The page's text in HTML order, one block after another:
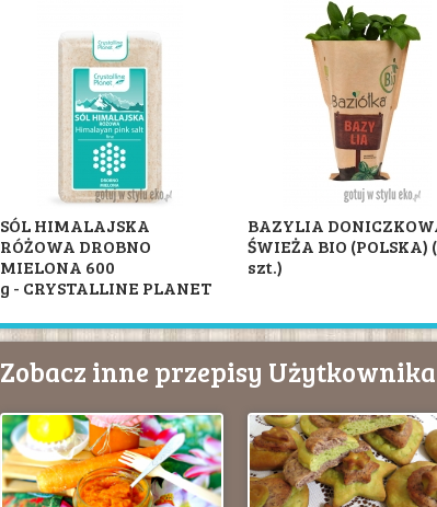
SÓL HIMALAJSKA
RÓŻOWA DROBNO
MIELONA 600
g - CRYSTALLINE PLANET
BAZYLIA
ŚWIEŻA BIO (POLSKA)
szt.)
Zobacz inne przepisy